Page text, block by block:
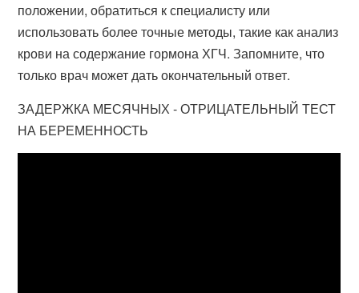
положении, обратиться к специалисту или
использовать более точные методы, такие как анализ
крови на содержание гормона ХГЧ. Запомните, что
только врач может дать окончательный ответ.
ЗАДЕРЖКА МЕСЯЧНЫХ - ОТРИЦАТЕЛЬНЫЙ ТЕСТ
НА БЕРЕМЕННОСТЬ